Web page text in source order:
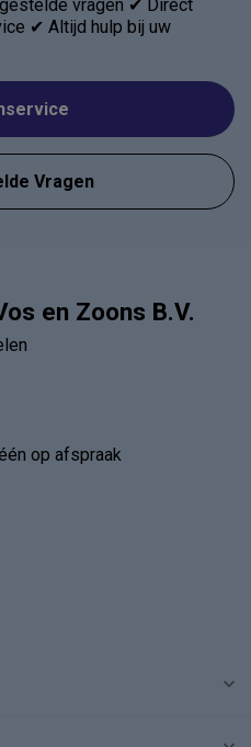
vragen ✔ Direct
✔ Altijd hulp bij uw
Vragen
en Zoons B.V.
op afspraak